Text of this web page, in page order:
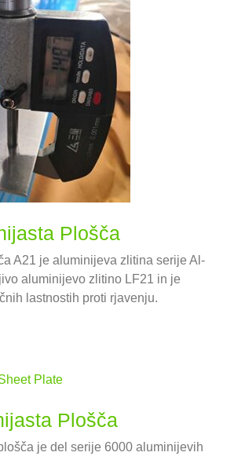
Plošča
A21 je aluminijeva zlitina serije Al-
aluminijevo zlitino LF21 in je
lastnostih proti rjavenju.
Plošča
je del serije 6000 aluminijevih